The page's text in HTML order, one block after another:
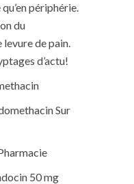
périphérie.
du
de pain.
d’actu!
Sur
50 mg